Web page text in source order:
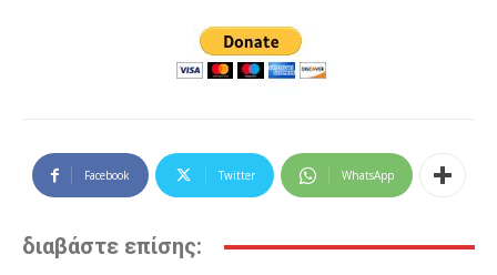
Facebook Twitter WhatsApp
διαβάστε επίσης: